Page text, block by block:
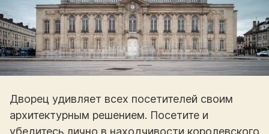
Дворец удивляет всех посетителей своим
архитектурным решением. Посетите и
убедитесь лично в находчивости королевского